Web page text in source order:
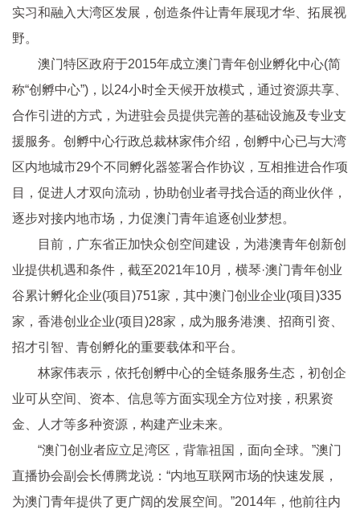
实习和融入大湾区发展，创造条件让青年展现才华、拓展视
野。
澳门特区政府于2015年成立澳门青年创业孵化中心(简
称“创孵中心”)，以24小时全天候开放模式，通过资源共享、
合作引进的方式，为进驻会员提供完善的基础设施及专业支
援服务。创孵中心行政总裁林家伟介绍，创孵中心已与大湾
区内地城市29个不同孵化器签署合作协议，互相推进合作项
目，促进人才双向流动，协助创业者寻找合适的商业伙伴，
逐步对接内地市场，力促澳门青年追逐创业梦想。
目前，广东省正加快众创空间建设，为港澳青年创新创
业提供机遇和条件，截至2021年10月，横琴·澳门青年创业
谷累计孵化企业(项目)751家，其中澳门创业企业(项目)335
家，香港创业企业(项目)28家，成为服务港澳、招商引资、
招才引智、青创孵化的重要载体和平台。
林家伟表示，依托创孵中心的全链条服务生态，初创企
业可从空间、资本、信息等方面实现全方位对接，积累资
金、人才等多种资源，构建产业未来。
“澳门创业者应立足湾区，背靠祖国，面向全球。”澳门
直播协会副会长傅腾龙说：“内地互联网市场的快速发展，
为澳门青年提供了更广阔的发展空间。”2014年，他前往内